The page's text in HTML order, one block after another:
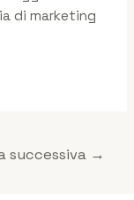
di marketing
successiva →